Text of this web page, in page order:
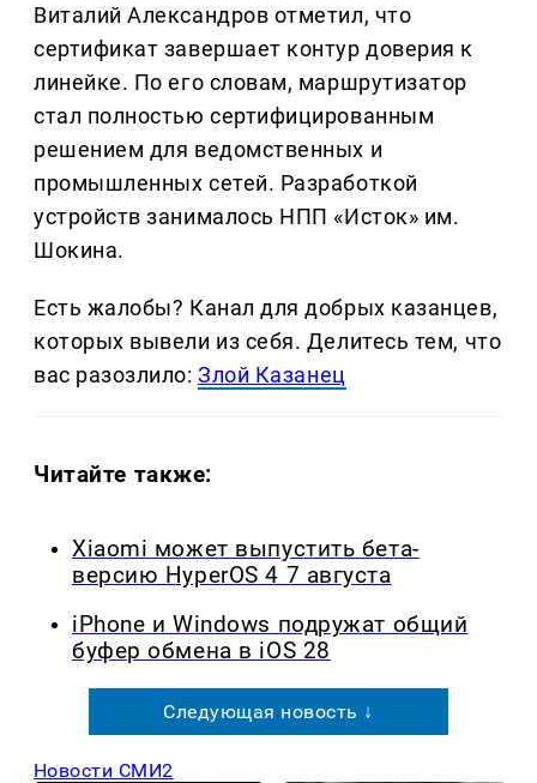
Виталий Александров отметил, что
сертификат завершает контур доверия к
линейке. По его словам, маршрутизатор
стал полностью сертифицированным
решением для ведомственных и
промышленных сетей. Разработкой
устройств занималось НПП «Исток» им.
Шокина.
Есть жалобы? Канал для добрых казанцев,
которых вывели из себя. Делитеcь тем, что
вас разозлило:Злой Казанец
Читайте также:
Xiaomi может выпустить бета-
версию HyperOS 4 7 августа
iPhone и Windows подружат общий
буфер обмена в iOS 28
Следующая новость ↓
Новости СМИ2